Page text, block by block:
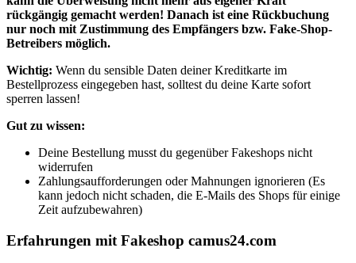
rückgängig gemacht werden! Danach ist eine Rückbuchung
nur noch mit Zustimmung des Empfängers bzw. Fake-Shop-
Betreibers möglich.
Wichtig: Wenn du sensible Daten deiner Kreditkarte im
Bestellprozess eingegeben hast, solltest du deine Karte sofort
sperren lassen!
Gut zu wissen:
Deine Bestellung musst du gegenüber Fakeshops nicht
widerrufen
Zahlungsaufforderungen oder Mahnungen ignorieren (Es
kann jedoch nicht schaden, die E-Mails des Shops für einige
Zeit aufzubewahren)
Erfahrungen mit Fakeshop camus24.com